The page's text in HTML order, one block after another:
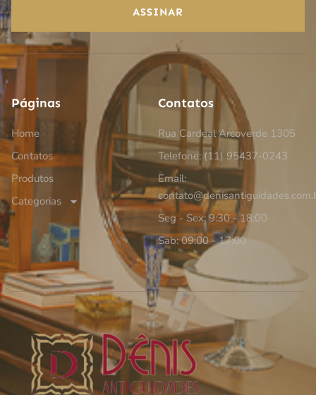
ASSINAR
Páginas
Home
Contatos
Produtos
Categorias
Contatos
Rua Cardeal Arcoverde 1305
Telefone: (11) 95437-0243
Email:
Seg - Sex: 9:30 - 18:00
Sab: 09:00 - 17:00